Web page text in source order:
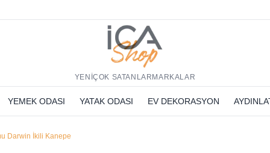
YENİÇOK SATANLAR MARKALAR
YEMEK ODASI YATAK ODASI EV DEKORASYON
Darwin İkili Kanepe